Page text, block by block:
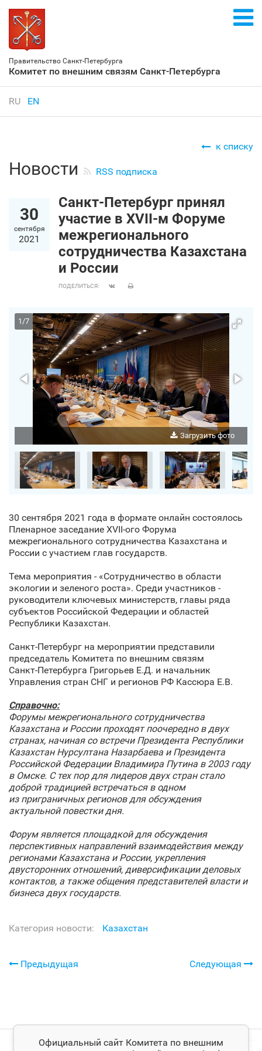
Правительство Санкт‑Петербурга
Комитет по внешним связям Санкт‑Петербурга
RU EN
к списку
Новости RSS подписка
30
сентября
2021
Санкт‑Петербург принял
участие в XVII-м Форуме
межрегионального
сотрудничества Казахстана
и России
ПОДЕЛИТЬСЯ:
Загрузить фото
1/7
30 сентября 2021 года в формате онлайн состоялось
Пленарное заседание XVII-ого Форума
межрегионального сотрудничества Казахстана и
России с участием глав государств.
Тема мероприятия - «Сотрудничество в области
экологии и зеленого роста». Среди участников -
руководители ключевых министерств, главы ряда
субъектов Российской Федерации и областей
Республики Казахстан.
Санкт‑Петербург на мероприятии представили
председатель Комитета по внешним связям
Санкт‑Петербурга Григорьев Е.Д. и начальник
Управления стран СНГ и регионов РФ Кассюра Е.В.
Справочно:
Форумы межрегионального сотрудничества
Казахстана и России проходят поочередно в двух
странах, начиная со встречи Президента Республики
Казахстан Нурсултана Назарбаева и Президента
Российской Федерации Владимира Путина в 2003 году
в Омске. С тех пор для лидеров двух стран стало
доброй традицией встречаться в одном
из приграничных регионов для обсуждения
актуальной повестки дня.
Форум является площадкой для обсуждения
перспективных направлений взаимодействия между
регионами Казахстана и России, укрепления
двусторонних отношений, диверсификации деловых
контактов, а также общения представителей власти и
бизнеса двух государств.
Категория новости: Казахстан
Предыдущая Следующая
Официальный сайт Комитета по внешним